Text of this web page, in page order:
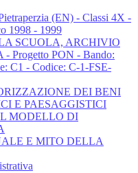
(EN) - Classi 4X -
1998 - 1999
SCUOLA, ARCHIVIO
Progetto PON - Bando:
C1 - Codice: C-1-FSE-
DEI BENI
E PAESAGGISTICI
MODELLO DI
E MITO DELLA